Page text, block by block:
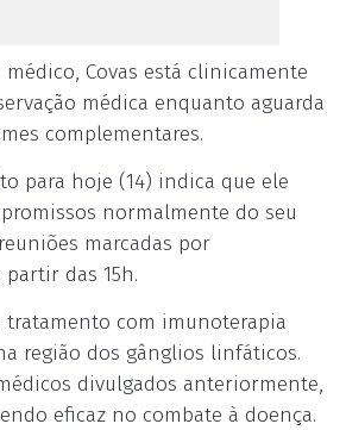
Covas está clinicamente
médica enquanto aguarda
complementares.
para hoje (14) indica que ele
normalmente do seu
marcadas por
das 15h.
tratamento com imunoterapia
região dos gânglios linfáticos.
divulgados anteriormente,
eficaz no combate à doença.